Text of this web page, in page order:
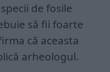
de fosile
să fii foarte
că aceasta
arheologul.